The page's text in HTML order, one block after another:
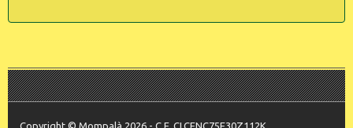
Copyright © Mompalà 2026 - C.F. CLCFNC75E30Z112K